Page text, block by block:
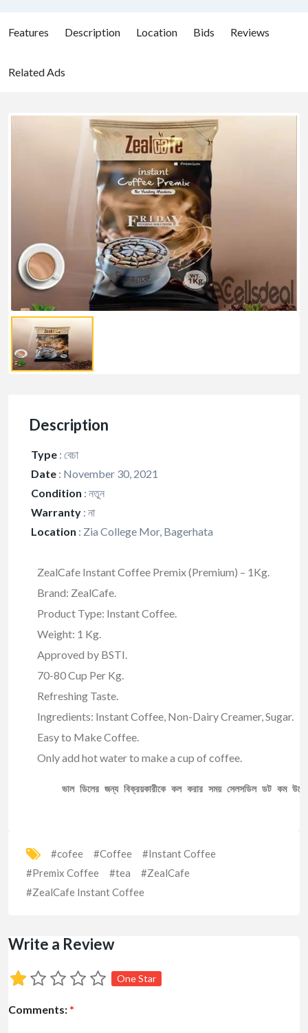
Features Description Location Bids Reviews
Related Ads
Description
Type : বেচা
Date : November 30, 2021
Condition : নতুন
Warranty : না
Location : Zia College Mor, Bagerhata
ZealCafe Instant Coffee Premix (Premium) – 1Kg.
Brand: ZealCafe.
Product Type: Instant Coffee.
Weight: 1 Kg.
Approved by BSTI.
70-80 Cup Per Kg.
Refreshing Taste.
Ingredients: Instant Coffee, Non-Dairy Creamer, Sugar.
Easy to Make Coffee.
Only add hot water to make a cup of coffee.
ভাল ডিলের জন্য বিক্রয়কারীকে কল করার সময় সেলসডিল ডট কম
#cofee #Coffee
#Instant Coffee
#Premix Coffee
#tea
#ZealCafe
#ZealCafe Instant Coffee
Write a Review
One Star
Comments: *